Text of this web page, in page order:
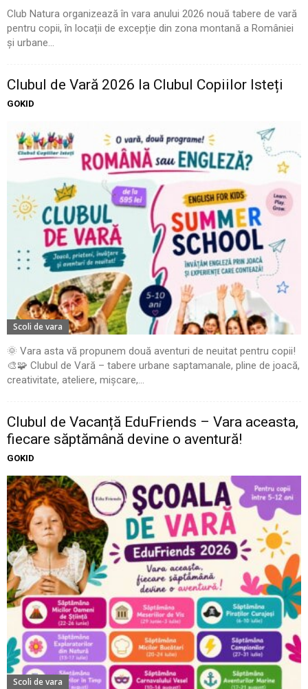
Club Natura organizează în vara anului 2026 nouă tabere de vară
pentru copii, în locații de excepție din zona montană a României
și urbane...
Clubul de Vară 2026 la Clubul Copiilor Isteți
GOKID
Scoli de vara
🌞 Vara asta vă propunem două aventuri de neuitat pentru copii!
🎨🧩 Clubul de Vară – tabere urbane saptamanale, pline de joacă,
creativitate, ateliere, mișcare,...
Clubul de Vacanță EduFriends – Vara aceasta,
fiecare săptămână devine o aventură!
GOKID
Scoli de vara